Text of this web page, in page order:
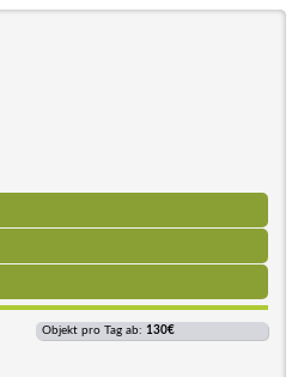
Objekt pro Tag ab: 130€